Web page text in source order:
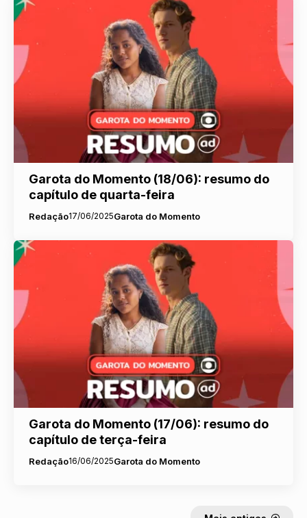
Garota do Momento (18/06): resumo do
capítulo de quarta-feira
Redação17/06/2025Garota do Momento
Garota do Momento (17/06): resumo do
capítulo de terça-feira
Redação16/06/2025Garota do Momento